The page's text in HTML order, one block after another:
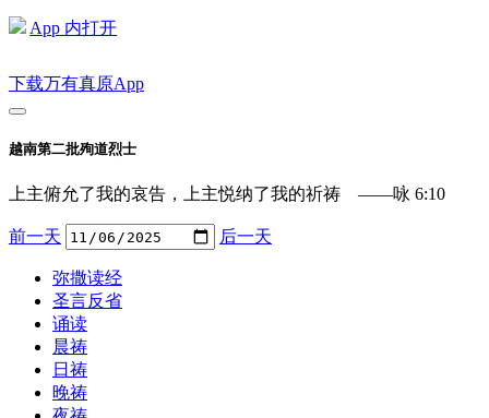
App 内打开
下载万有真原App
越南第二批殉道烈士
上主俯允了我的哀告，上主悦纳了我的祈祷 ——咏 6:10
前一天 后一天
弥撒读经
圣言反省
诵读
晨祷
日祷
晚祷